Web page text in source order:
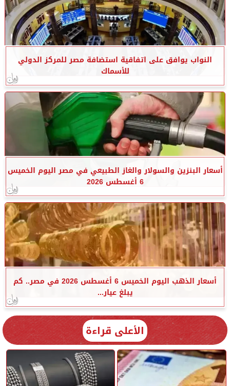
النواب يوافق على اتفاقية استضافة مصر للمركز الدولي
للأسماك
أسعار البنزين والسولار والغاز الطبيعي في مصر اليوم الخميس
6 أغسطس 2026
أسعار الذهب اليوم الخميس 6 أغسطس 2026 في مصر.. كم
يبلغ عيار...
الأعلى قراءة